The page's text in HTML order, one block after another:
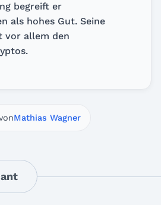
begreift er
als hohes Gut. Seine
vor allem den
Mathias Wagner